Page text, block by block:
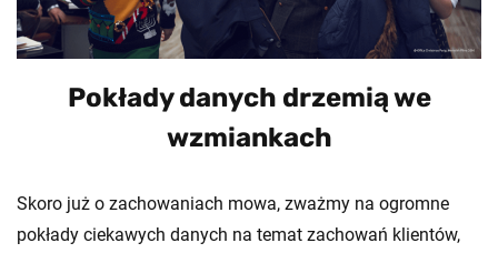
Pokłady danych drzemią we
wzmiankach
Skoro już o zachowaniach mowa, zważmy na ogromne
pokłady ciekawych danych na temat zachowań klientów,